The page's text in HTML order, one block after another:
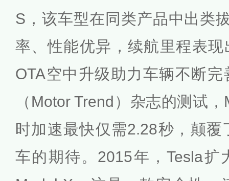
S，该车型在同类产品中出类
率、性能优异，续航里程表
OTA空中升级助力车辆不断
（Motor Trend）杂志的测试
时加速最快仅需2.28秒，颠
车的期待。2015年，Tesla扩